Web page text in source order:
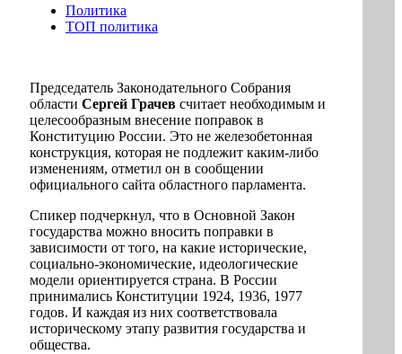
Политика
ТОП политика
Председатель Законодательного Собрания
области Сергей Грачев считает необходимым и
целесообразным внесение поправок в
Конституцию России. Это не железобетонная
конструкция, которая не подлежит каким-либо
изменениям, отметил он в сообщении
официального сайта областного парламента.
Спикер подчеркнул, что в Основной Закон
государства можно вносить поправки в
зависимости от того, на какие исторические,
социально-экономические, идеологические
модели ориентируется страна. В России
принимались Конституции 1924, 1936, 1977
годов. И каждая из них соответствовала
историческому этапу развития государства и
общества.